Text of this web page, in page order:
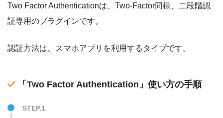
Two Factor Authenticationは、Two-Factor同様、二段階認
証専用のプラグインです。
認証方法は、スマホアプリを利用するタイプです。
「Two Factor Authentication」使い方の手順
STEP.1